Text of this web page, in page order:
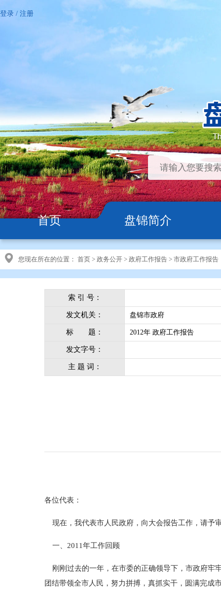
登录 / 注册
首页 盘锦简介
您现在所在的位置： 首页 > 政务公开 > 政府工作报告 > 市政府工作报告
索 引 号：
发文机关： 盘锦市政府
标 题： 2012年 政府工作报告
发文字号：
主 题 词：
各位代表：
现在，我代表市人民政府，向大会报告工作，请予
一、2011年工作回顾
刚刚过去的一年，在市委的正确领导下，市政府牢
团结带领全市人民，努力拼搏，真抓实干，圆满完成